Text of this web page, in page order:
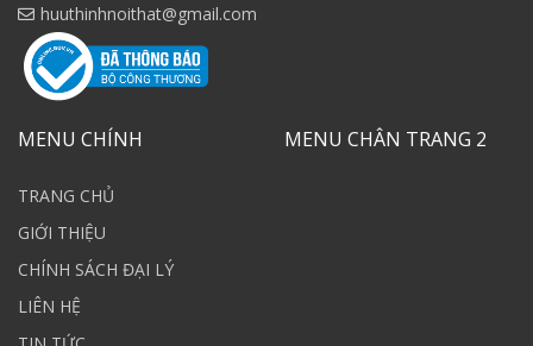
huuthinhnoithat@gmail.com
MENU CHÍNH
TRANG CHỦ
GIỚI THIỆU
CHÍNH SÁCH ĐẠI LÝ
LIÊN HỆ
MENU CHÂN TRANG 2